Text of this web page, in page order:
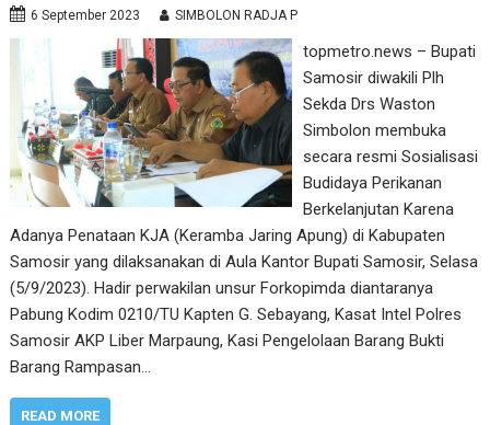
6 September 2023 SIMBOLON RADJA P
topmetro.news – Bupati
Samosir diwakili Plh
Sekda Drs Waston
Simbolon membuka
secara resmi Sosialisasi
Budidaya Perikanan
Berkelanjutan Karena
Adanya Penataan KJA (Keramba Jaring Apung) di Kabupaten
Samosir yang dilaksanakan di Aula Kantor Bupati Samosir, Selasa
(5/9/2023). Hadir perwakilan unsur Forkopimda diantaranya
Pabung Kodim 0210/TU Kapten G. Sebayang, Kasat Intel Polres
Samosir AKP Liber Marpaung, Kasi Pengelolaan Barang Bukti
Barang Rampasan…
READ MORE